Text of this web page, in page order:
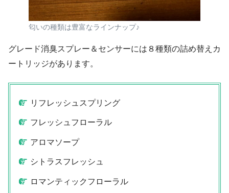
匂いの種類は豊富なラインナップ♪
グレード消臭スプレー＆センサーには８種類の詰め替えカ
ートリッジがあります。
リフレッシュスプリング
フレッシュフローラル
アロマソープ
シトラスフレッシュ
ロマンティックフローラル